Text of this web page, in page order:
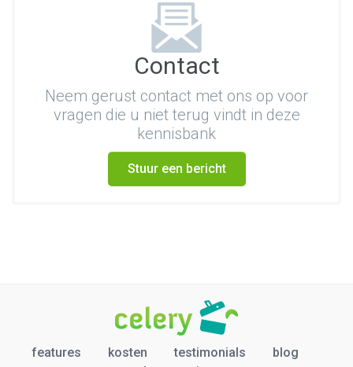
Contact
Neem gerust contact met ons op voor
vragen die u niet terug vindt in deze
kennisbank
Stuur een bericht
features kosten testimonials
blog